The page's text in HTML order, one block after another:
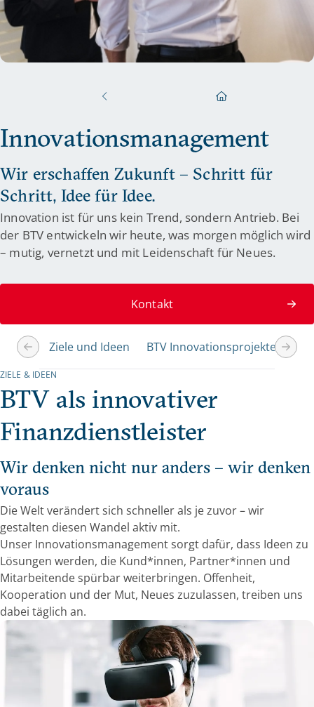
Innovationsmanagement
Wir erschaffen Zukunft – Schritt für
Schritt, Idee für Idee.
Innovation ist für uns kein Trend, sondern Antrieb. Bei
der BTV entwickeln wir heute, was morgen möglich wird
– mutig, vernetzt und mit Leidenschaft für Neues.
Kontakt
Ziele und Ideen BTV Innovationsprojekte KI
ZIELE & IDEEN
BTV als innovativer
Finanzdienstleister
Wir denken nicht nur anders – wir denken
voraus
Die Welt verändert sich schneller als je zuvor – wir
gestalten diesen Wandel aktiv mit.
Unser Innovationsmanagement sorgt dafür, dass Ideen zu
Lösungen werden, die Kund*innen, Partner*innen und
Mitarbeitende spürbar weiterbringen. Offenheit,
Kooperation und der Mut, Neues zuzulassen, treiben uns
dabei täglich an.